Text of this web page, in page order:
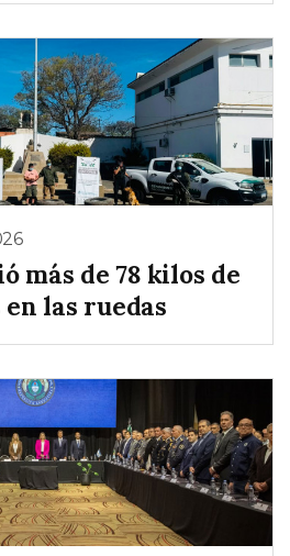
más de 78 kilos de
las ruedas